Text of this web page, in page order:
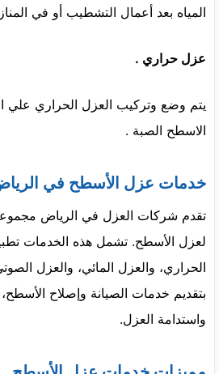
المياه بعد أعمال التشطيب أو في
عزل حراري .
يتم وضع وتركيب العزل الحراري علي
الاسطح الصبة .
خدمات عزل الأسطح في
تقدم شركات العزل في الرياض
لعزل الأسطح. تشمل هذه الخدمات
الحراري، والعزل المائي، والعزل
بتقديم خدمات الصيانة وإصلاح
واستدامة العزل.